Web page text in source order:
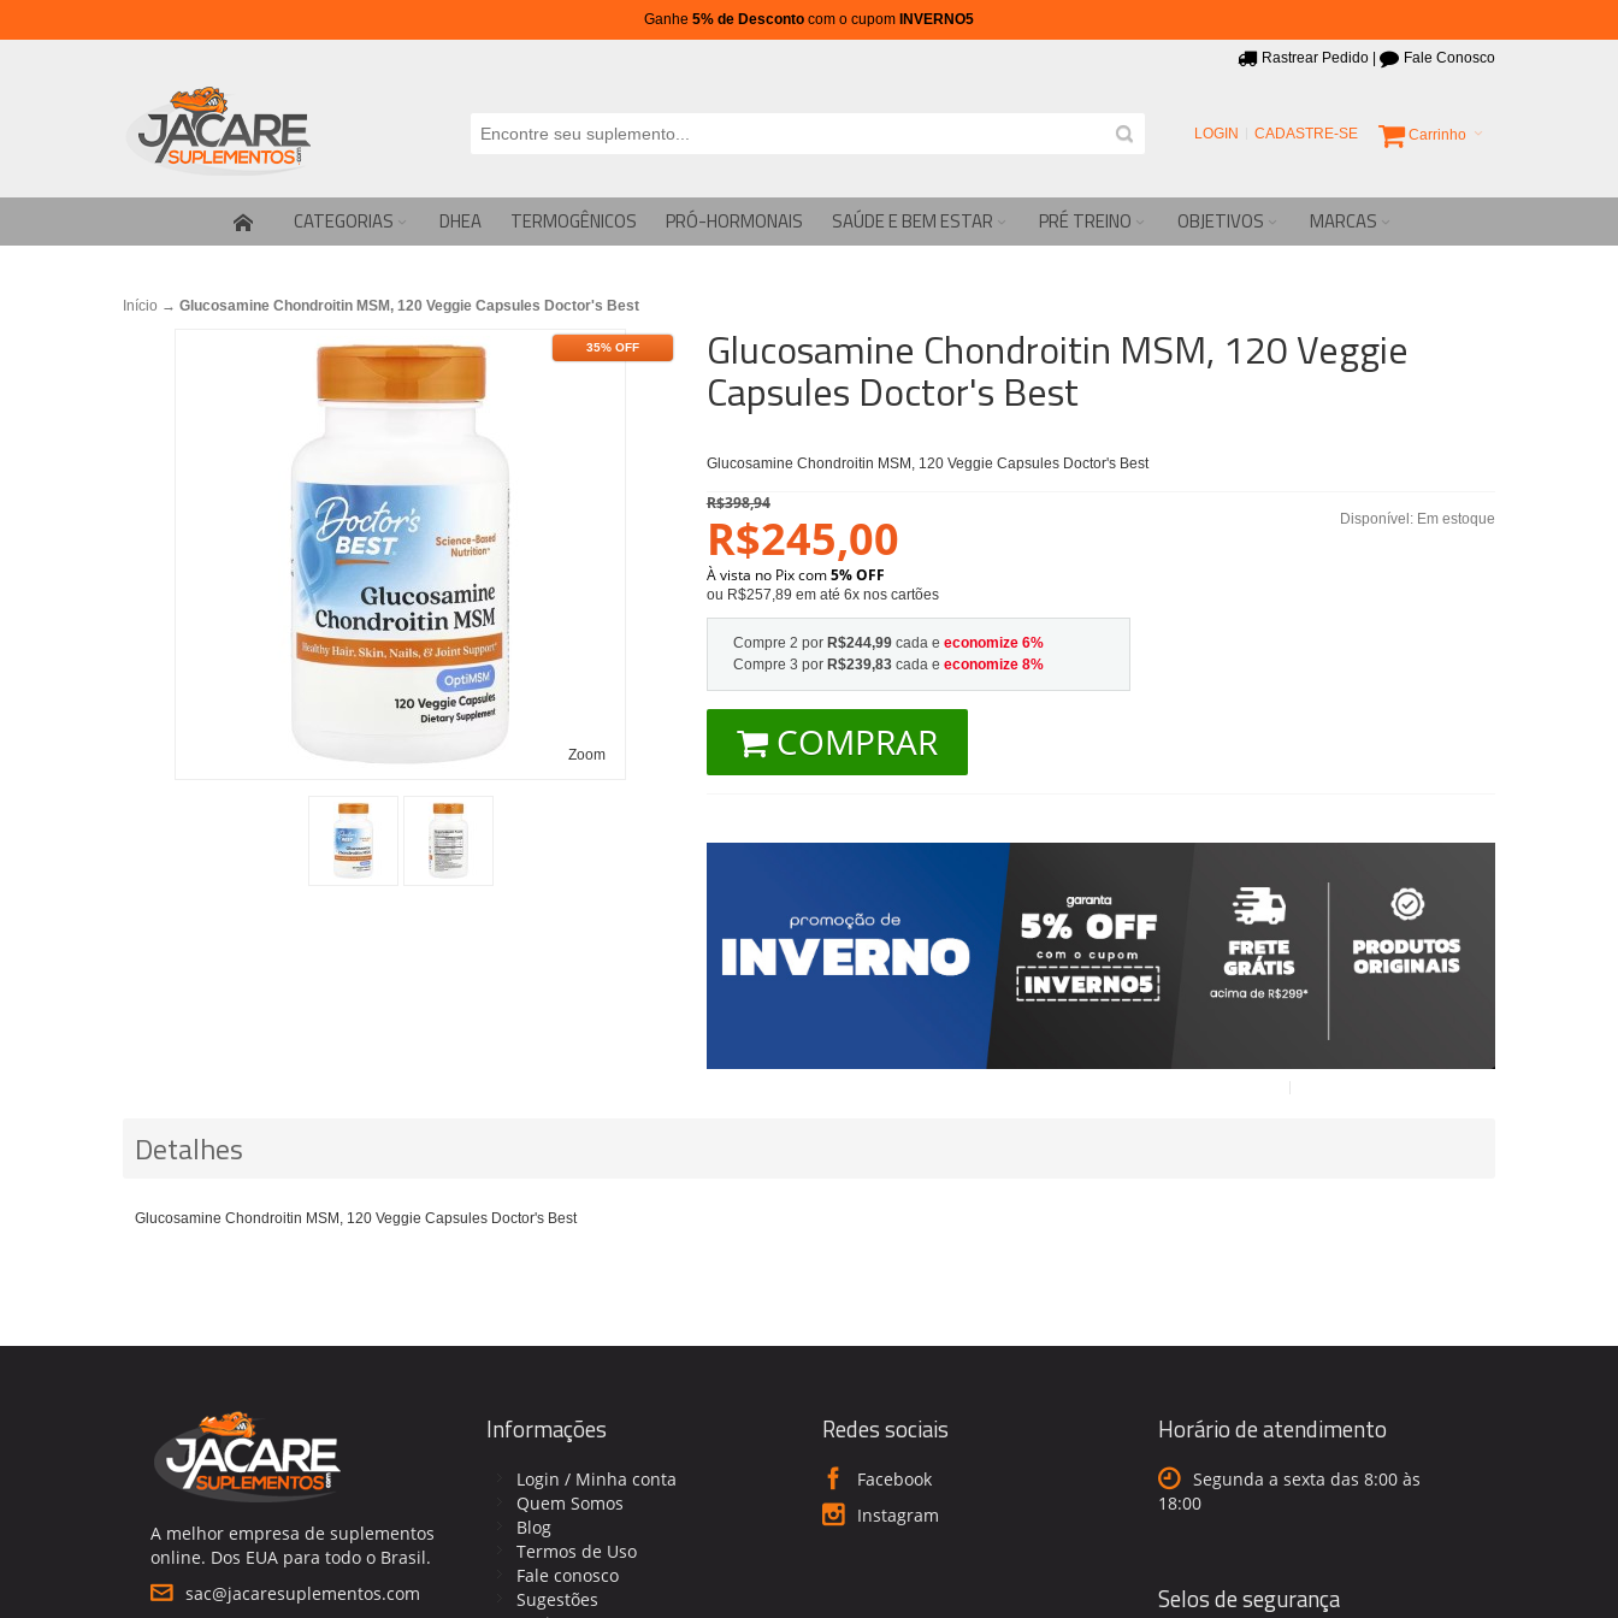
Ganhe 5% de Desconto com o cupom INVERNO5
Rastrear Pedido Fale Conosco
Carrinho
LOGIN CADASTRE-SE
CATEGORIAS DHEA TERMOGÊNICOS PRÓ-HORMONAIS SAÚDE E BEM ESTAR PRÉ TREINO OBJETIVOS MARCAS
Início → Glucosamine Chondroitin MSM, 120 Veggie Capsules Doctor's Best
Zoom
35% OFF Glucosamine Chondroitin MSM, 120 Veggie
Capsules Doctor's Best
Glucosamine Chondroitin MSM, 120 Veggie Capsules Doctor's Best
Disponível: Em estoque
R$398,94
R$245,00
À vista no Pix com5% OFF
ou R$257,89 em até 6x nos cartões
Compre 2 por R$244,99cada e economize 6%
Compre 3 por R$239,83cada e economize 8%
COMPRAR
Detalhes
Glucosamine Chondroitin MSM, 120 Veggie Capsules Doctor's Best
A melhor empresa de suplementos
online. Dos EUA para todo o Brasil.
sac@jacaresuplementos.com
Informações
Login / Minha conta
Quem Somos
Blog
Termos de Uso
Fale conosco
Sugestões
Redes sociais
Facebook
Instagram
Horário de atendimento
Segunda a sexta das 8:00 às
18:00
Selos de segurança